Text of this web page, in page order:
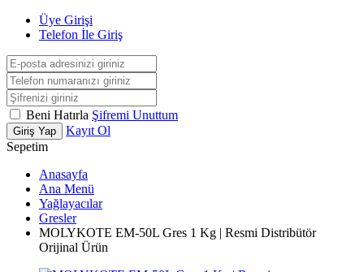
Üye Girişi
Telefon İle Giriş
Beni Hatırla Şifremi Unuttum
Giriş Yap
Kayıt Ol
Sepetim
Anasayfa
Ana Menü
Yağlayacılar
Gresler
MOLYKOTE EM-50L Gres 1 Kg | Resmi Distribütör
Orijinal Ürün